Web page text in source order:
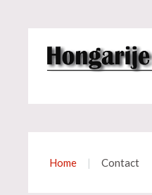
Home Contact